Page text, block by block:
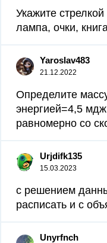
Укажите
лампа, очки,
Yaroslav483
21.12.2022
Определите
энергией=4,5
равномерно со
Urjdifk135
15.03.2023
с решением
расписать и с
Unyrfnch